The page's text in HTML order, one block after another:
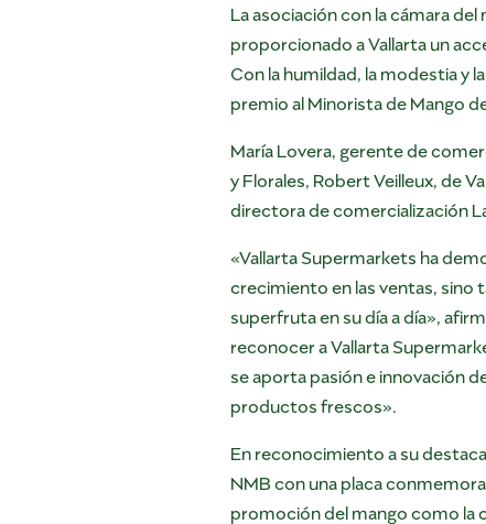
La asociación con la cámara
proporcionado a Vallarta un
Con la humildad, la modestia y
premio al Minorista de Mango
María Lovera, gerente de
y Florales, Robert Veilleux, de
directora de comercialización
«Vallarta Supermarkets ha
crecimiento en las ventas, sino
superfruta en su día a día»,
reconocer a Vallarta
se aporta pasión e innovación
productos frescos».
En reconocimiento a su
NMB con una placa
promoción del mango como la